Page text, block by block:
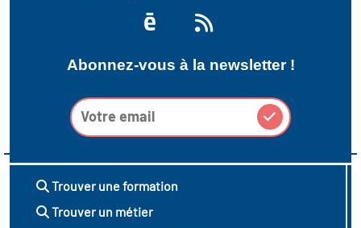
Abonnez-vous à la newsletter !
Trouver une formation
Trouver un métier